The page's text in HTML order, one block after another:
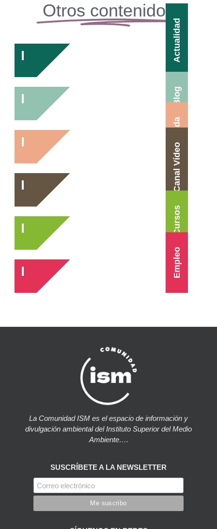
Otros contenidos
Actualidad
Blog
Agenda
Canal Vídeo
Cursos
Empleo
La Comunidad ISM es el espacio de información y
divulgación ambiental del Instituto Superior del Medio
Ambiente….
SUSCRÍBETE A LA NEWSLETTER